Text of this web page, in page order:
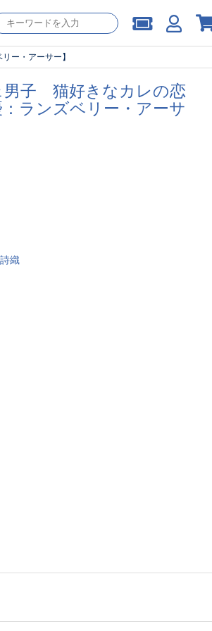
ー・アーサー】
男子 猫好きなカレの恋
ランズベリー・アーサ
織